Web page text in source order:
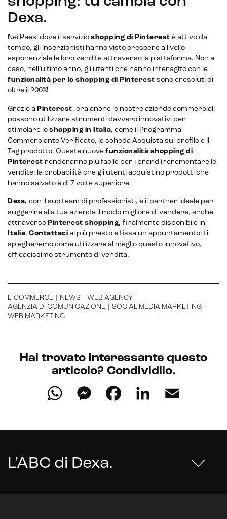
Customer segmentation
Intelligenza Artificiale e AR VR -
Metaverso
Intelligenza artificiale
Chatbot e assistenti virtuali
Dexa.
Nei Paesi dove il servizio shopping di Pinterest è attivo da
tempo, gli inserzionisti hanno visto crescere a livello
esponenziale le loro vendite attraverso la piattaforma. Non a
caso, nell’ultimo anno, gli utenti che hanno interagito con le
funzionalità per lo shopping di Pinterest sono cresciuti di
oltre il 200%!
Grazie a Pinterest, ora anche le nostre aziende commerciali
possono utilizzare strumenti davvero innovativi per
stimolare lo shopping in Italia, come il Programma
Commerciante Verificato, la scheda Acquista sul profilo e il
Tag prodotto. Queste nuove funzionalità shopping di
Pinterest renderanno più facile per i brand incrementare le
vendite: la probabilità che gli utenti acquistino prodotti che
hanno salvato è di 7 volte superiore.
Dexa, con il suo team di professionisti, è il partner ideale per
suggerire alla tua azienda il modo migliore di vendere, anche
attraverso Pinterest shopping, finalmente disponibile in
Italia. Contattaci al più presto e fissa un appuntamento: ti
spiegheremo come utilizzare al meglio questo innovativo,
efficacissimo strumento di vendita.
E-COMMERCE NEWS WEB AGENCY
AGENZIA DI COMUNICAZIONE
SOCIAL MEDIA MARKETING
WEB MARKETING
Hai trovato interessante questo
articolo? Condividilo.
WhatsApp
Messenger
Facebook
LinkedIn
L'ABC di Dexa.